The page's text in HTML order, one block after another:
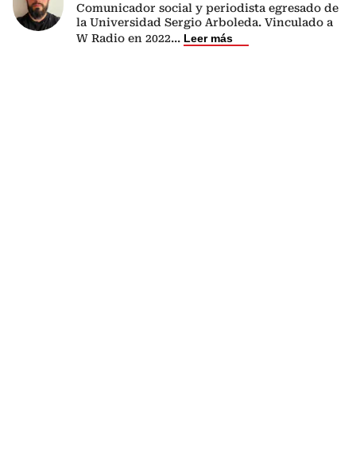
Comunicador social y periodista egresado de
la Universidad Sergio Arboleda. Vinculado a
W Radio en 2022... Leer más